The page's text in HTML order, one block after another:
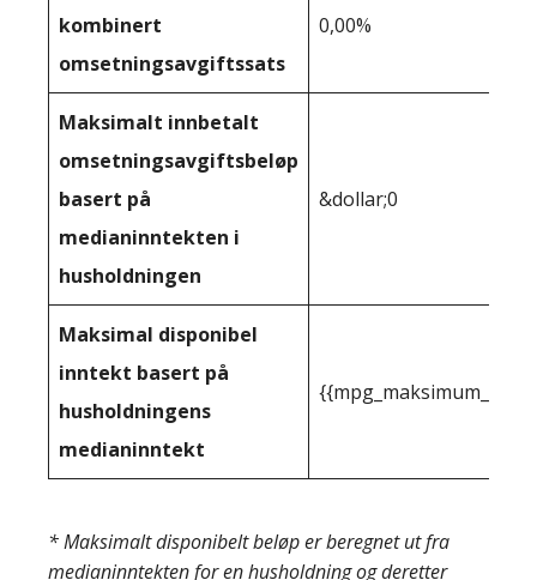
kombinert
omsetningsavgiftssats
0,00%
Maksimalt innbetalt
omsetningsavgiftsbeløp
basert på
medianinntekten i
husholdningen
&dollar;0
Maksimal disponibel
inntekt basert på
husholdningens
medianinntekt
* Maksimalt disponibelt beløp er beregnet ut fra
medianinntekten for en husholdning og deretter